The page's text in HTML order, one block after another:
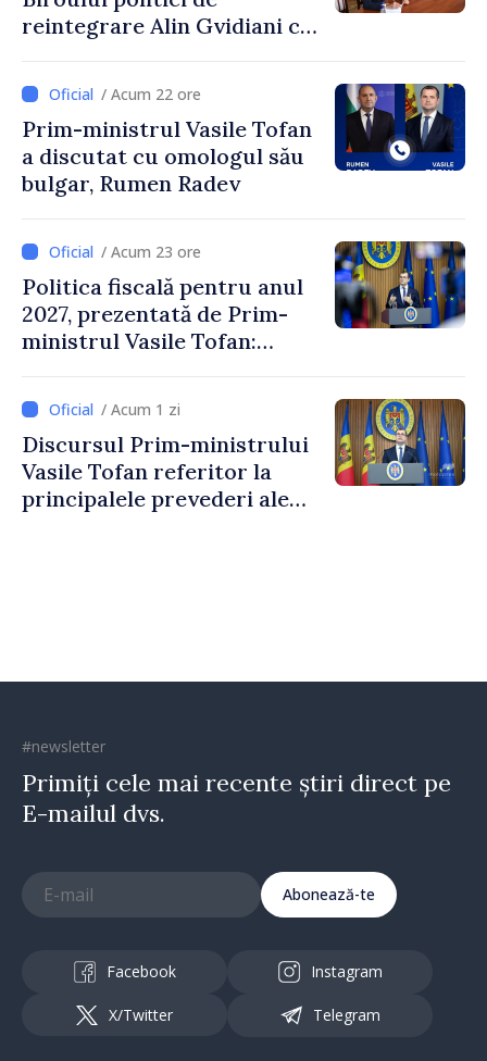
reintegrare Alin Gvidiani cu
Comitetului Internațional al
Crucii Roșii în Moldova
/ Acum 22 ore
Prim-ministrul Vasile Tofan
a discutat cu omologul său
bulgar, Rumen Radev
/ Acum 23 ore
Politica fiscală pentru anul
2027, prezentată de Prim-
ministrul Vasile Tofan:
stimularea investițiilor și o
taxare mai echitabilă
/ Acum 1 zi
Discursul Prim-ministrului
Vasile Tofan referitor la
principalele prevederi ale
#newsletter
Primiți cele mai recente știri direct pe
E-mailul dvs.
Abonează-te
Facebook Instagram
X/Twitter Telegram